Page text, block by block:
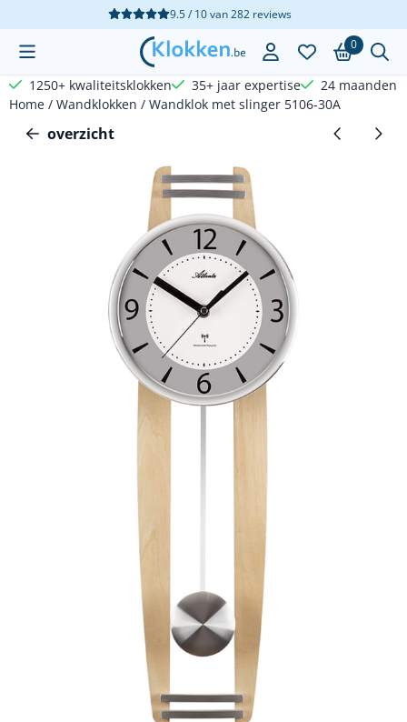
Cookievoorkeuren zijn beschikbaar. Kies instellingen of sta
9.5 / 10van282reviews
0
1250+ kwaliteitsklokken 35+ jaar expertise
24 maanden
Home / Wandklokken / Wandklok met slinger 5106-30A
overzicht